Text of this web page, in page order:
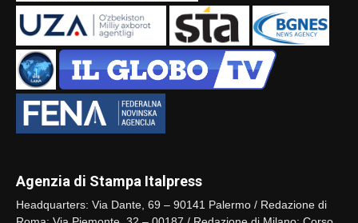
Agenzia di Stampa Italpress
Headquarters: Via Dante, 69 – 90141 Palermo / Redazione di